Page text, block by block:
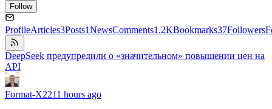
Follow
ProfileArticles3Posts1NewsComments1.2KBookmarks37Followers
DeepSeek предупредили о «значительном» повышении цен на
API
Format-X2211 hours ago